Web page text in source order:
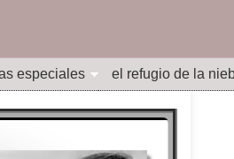
especiales el refugio de la